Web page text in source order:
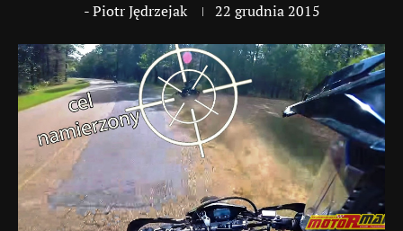
-Piotr Jędrzejak 22 grudnia 2015